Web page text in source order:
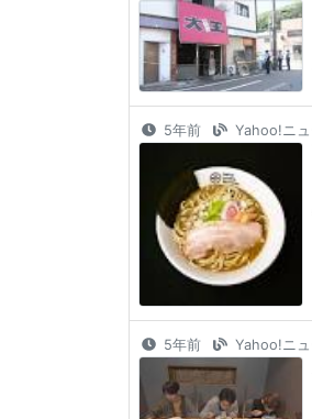
5年前 Yahoo!ニュ
5年前 Yahoo!ニュ